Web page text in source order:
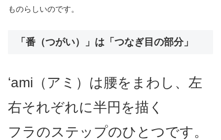
ものらしいのです。
「番（つがい）」は「つなぎ目の部分」
ʻami（アミ）は腰をまわし、左
右それぞれに半円を描く
フラのステップのひとつです。